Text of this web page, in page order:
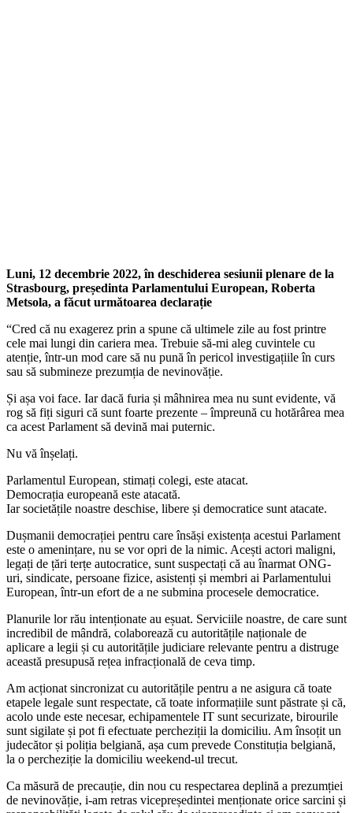
Luni, 12 decembrie 2022, în deschiderea sesiunii plenare de la
Strasbourg, președinta Parlamentului European, Roberta
Metsola, a făcut următoarea declarație
“Cred că nu exagerez prin a spune că ultimele zile au fost printre
cele mai lungi din cariera mea. Trebuie să-mi aleg cuvintele cu
atenție, într-un mod care să nu pună în pericol investigațiile în curs
sau să submineze prezumția de nevinovăție.
Și așa voi face. Iar dacă furia și mâhnirea mea nu sunt evidente, vă
rog să fiți siguri că sunt foarte prezente – împreună cu hotărârea mea
ca acest Parlament să devină mai puternic.
Nu vă înșelați.
Parlamentul European, stimați colegi, este atacat.
Democrația europeană este atacată.
Iar societățile noastre deschise, libere și democratice sunt atacate.
Dușmanii democrației pentru care însăși existența acestui Parlament
este o amenințare, nu se vor opri de la nimic. Acești actori maligni,
legați de țări terțe autocratice, sunt suspectați că au înarmat ONG-
uri, sindicate, persoane fizice, asistenți și membri ai Parlamentului
European, într-un efort de a ne submina procesele democratice.
Planurile lor rău intenționate au eșuat. Serviciile noastre, de care sunt
incredibil de mândră, colaborează cu autoritățile naționale de
aplicare a legii și cu autoritățile judiciare relevante pentru a distruge
această presupusă rețea infracțională de ceva timp.
Am acționat sincronizat cu autoritățile pentru a ne asigura că toate
etapele legale sunt respectate, că toate informațiile sunt păstrate și că,
acolo unde este necesar, echipamentele IT sunt securizate, birourile
sunt sigilate și pot fi efectuate percheziții la domiciliu. Am însoțit un
judecător și poliția belgiană, așa cum prevede Constituția belgiană,
la o percheziție la domiciliu weekend-ul trecut.
Ca măsură de precauție, din nou cu respectarea deplină a prezumției
de nevinovăție, i-am retras vicepreședintei menționate orice sarcini și